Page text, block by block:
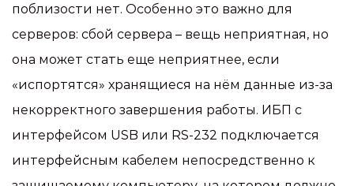
поблизости нет. Особенно это важно для
серверов: сбой сервера – вещь неприятная, но
она может стать еще неприятнее, если
«испортятся» хранящиеся на нём данные из-за
некорректного завершения работы. ИБП с
интерфейсом USB или RS-232 подключается
интерфейсным кабелем непосредственно к